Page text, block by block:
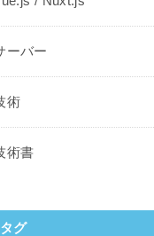
ーバー
術
術書
タグ